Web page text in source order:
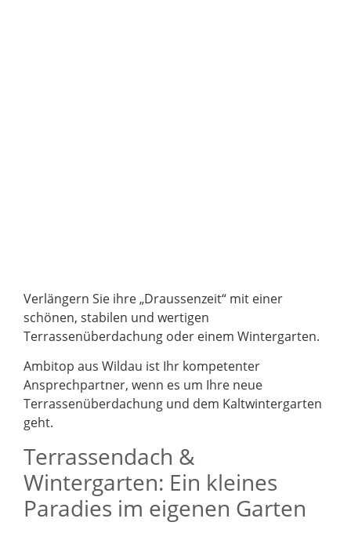
Verlängern Sie ihre „Draussenzeit“ mit einer
schönen, stabilen und wertigen
Terrassenüberdachung oder einem Wintergarten.
Ambitop aus Wildau ist Ihr kompetenter
Ansprechpartner, wenn es um Ihre neue
Terrassenüberdachung und dem Kaltwintergarten
geht.
Terrassendach &
Wintergarten: Ein kleines
Paradies im eigenen Garten